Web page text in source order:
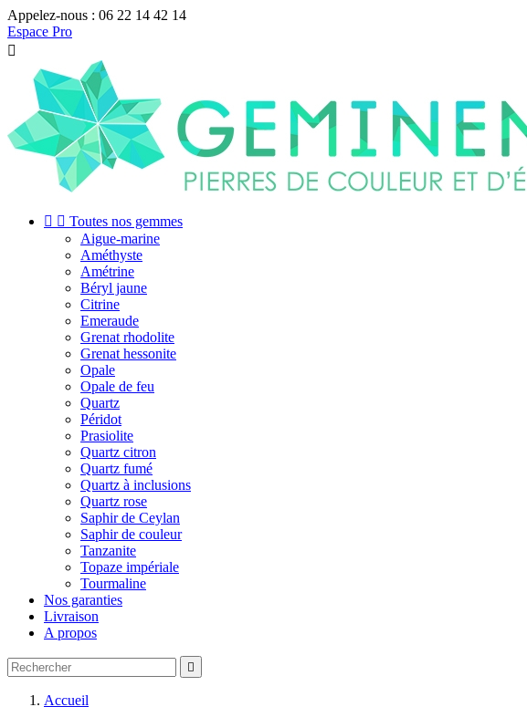
Appelez-nous : 06 22 14 42 14
Espace Pro

  Toutes nos gemmes
Aigue-marine
Améthyste
Amétrine
Béryl jaune
Citrine
Emeraude
Grenat rhodolite
Grenat hessonite
Opale
Opale de feu
Quartz
Péridot
Prasiolite
Quartz citron
Quartz fumé
Quartz à inclusions
Quartz rose
Saphir de Ceylan
Saphir de couleur
Tanzanite
Topaze impériale
Tourmaline
Nos garanties
Livraison
A propos

Accueil